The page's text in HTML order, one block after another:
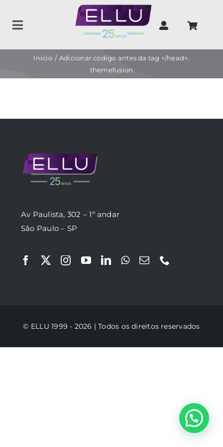
para
conteúdo
Toggle
Navigation
Home
Unidades de negócios
Sobre nós
Contato
Início
Adicionar código antes da tag </head>.
themefusion
Av Paulista, 302 – 1º andar
São Paulo – SP
© ELLU 1999 - 2026 | Todos os direitos reservados